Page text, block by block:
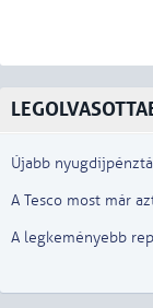
Újabb
A Tesco most már
A legkeményebb